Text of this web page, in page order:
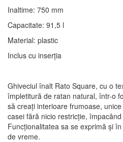
Inaltime: 750 mm
Capacitate: 91,5 l
Material: plastic
Inclus cu inserția
Ghiveciul înalt Rato Square, cu o
împletitură de ratan natural, într-o
să creați interioare frumoase,
casei fără nicio restricție,
Funcționalitatea sa se exprimă și
de vreme.